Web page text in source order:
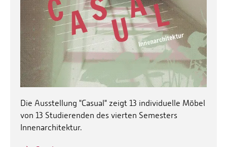
Die Ausstellung "Casual" zeigt 13 individuelle Möbel
von 13 Studierenden des vierten Semesters
Innenarchitektur.